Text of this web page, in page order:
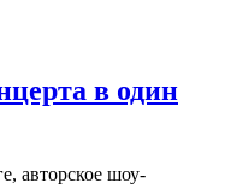
в один
авторское шоу-